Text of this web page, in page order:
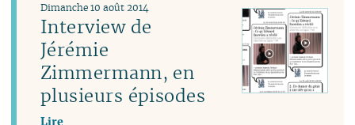
Interview de
Jérémie
Zimmermann, en
plusieurs épisodes
Dimanche 10 août 2014
Lire